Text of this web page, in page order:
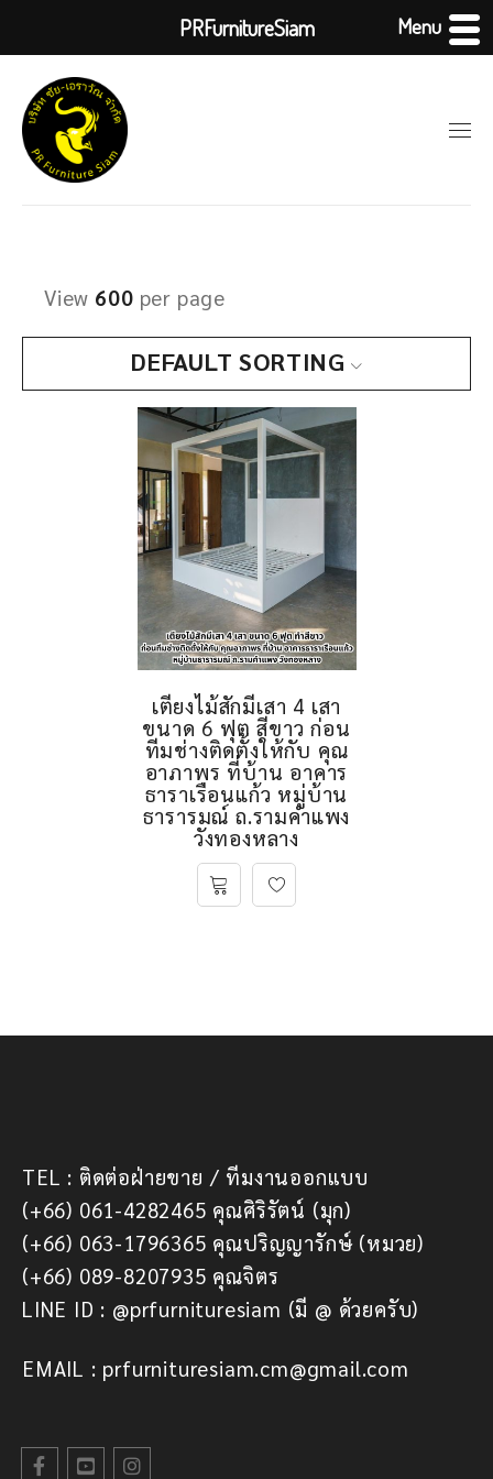
DEFAULT SORTING
View 600 per page
เตียงไม้สักมีเสา 4 เสา
ขนาด 6 ฟุต สีขาว ก่อน
ทีมช่างติดตั้งให้กับ คุณ
อาภาพร ที่บ้าน อาคาร
ธาราเรือนแก้ว หมู่บ้าน
ธารารมณ์ ถ.รามคำแพง
วังทองหลาง
TEL : ติดต่อฝ่ายขาย / ทีมงานออกแบบ
(+66) 061-4282465 คุณศิริรัตน์ (มุก)
(+66) 063-1796365 คุณปริญญารักษ์ (หมวย)
(+66) 089-8207935 คุณจิตร
LINE ID : @prfurnituresiam (มี @ ด้วยครับ)
EMAIL : prfurnituresiam.cm@gmail.com
PRFurnitureSiam Menu